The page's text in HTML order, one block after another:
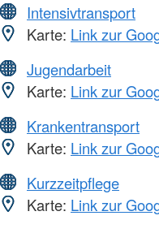
Intensivtransport
Karte: Link zur
Jugendarbeit
Karte: Link zur
Krankentransport
Karte: Link zur
Kurzzeitpflege
Karte: Link zur